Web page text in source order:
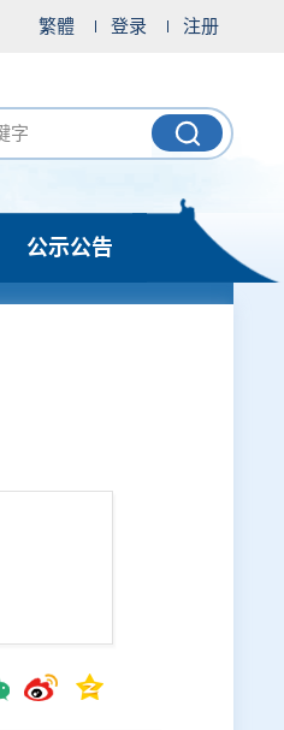
繁體 登录 注册
公示公告